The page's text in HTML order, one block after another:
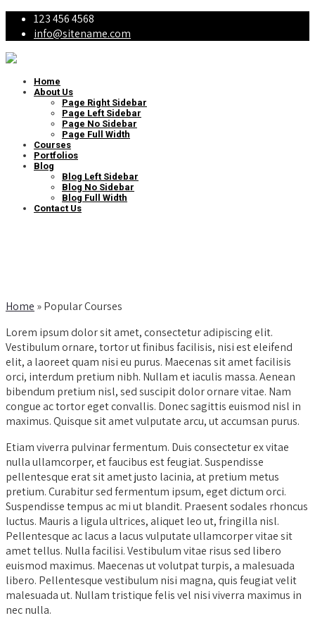
123 456 4568
info@sitename.com
Home
About Us
Page Right Sidebar
Page Left Sidebar
Page No Sidebar
Page Full Width
Courses
Portfolios
Blog
Blog Left Sidebar
Blog No Sidebar
Blog Full Width
Contact Us
Home »Popular Courses
Lorem ipsum dolor sit amet, consectetur adipiscing elit.
Vestibulum ornare, tortor ut finibus facilisis, nisi est eleifend
elit, a laoreet quam nisi eu purus. Maecenas sit amet facilisis
orci, interdum pretium nibh. Nullam et iaculis massa. Aenean
bibendum pretium nisl, sed suscipit dolor ornare vitae. Nam
congue ac tortor eget convallis. Donec sagittis euismod nisl in
maximus. Quisque sit amet vulputate arcu, ut accumsan purus.
Etiam viverra pulvinar fermentum. Duis consectetur ex vitae
nulla ullamcorper, et faucibus est feugiat. Suspendisse
pellentesque erat sit amet justo lacinia, at pretium metus
pretium. Curabitur sed fermentum ipsum, eget dictum orci.
Suspendisse tempus ac mi ut blandit. Praesent sodales rhoncus
luctus. Mauris a ligula ultrices, aliquet leo ut, fringilla nisl.
Pellentesque ac lacus a lacus vulputate ullamcorper vitae sit
amet tellus. Nulla facilisi. Vestibulum vitae risus sed libero
euismod maximus. Maecenas ut volutpat turpis, a malesuada
libero. Pellentesque vestibulum nisi magna, quis feugiat velit
malesuada ut. Nullam tristique felis vel nisi viverra maximus in
nec nulla.